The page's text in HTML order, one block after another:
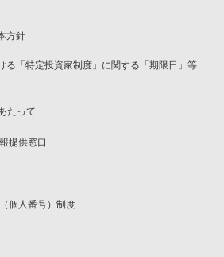
方針
る「特定投資家制度」に関する「期限日」等
たって
提供窓口
個人番号）制度